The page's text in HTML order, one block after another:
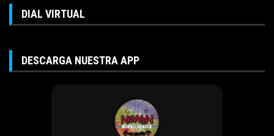
DIAL VIRTUAL
DESCARGA NUESTRA APP